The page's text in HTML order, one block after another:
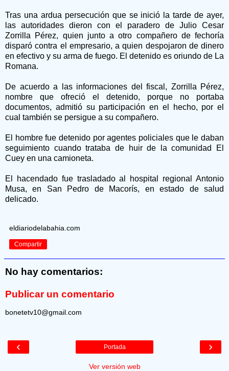
Tras una ardua persecución que se inició la tarde de ayer,
las autoridades dieron con el paradero de Julio Cesar
Zorrilla Pérez, quien junto a otro compañero de fechoría
disparó contra el empresario, a quien despojaron de dinero
en efectivo y su arma de fuego. El detenido es oriundo de La
Romana.
De acuerdo a las informaciones del fiscal, Zorrilla Pérez,
nombre que ofreció el detenido, porque no portaba
documentos, admitió su participación en el hecho, por el
cual también se persigue a su compañero.
El hombre fue detenido por agentes policiales que le daban
seguimiento cuando trataba de huir de la comunidad El
Cuey en una camioneta.
El hacendado fue trasladado al hospital regional Antonio
Musa, en San Pedro de Macorís, en estado de salud
delicado.
eldiariodelabahia.com
Compartir
No hay comentarios:
Publicar un comentario
bonetetv10@gmail.com
‹ ›
Portada
Ver versión web